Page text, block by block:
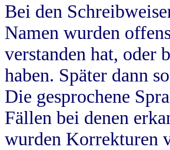
Bei den
Namen wurden
verstanden hat, oder
haben. Später dann
Die gesprochene
Fällen bei denen
wurden Korrekturen